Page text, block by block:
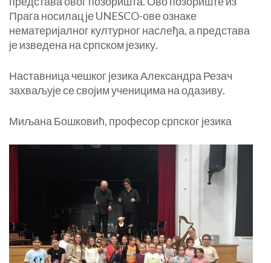
Прага носилац је UNESCO-ове ознаке
нематеријалног културног наслеђа, а представа
је изведена на српском језику.
Наставница чешког језика Александра Резач
захваљује се својим ученицима на одазиву.
Миљана Бошковић, професор српског језика